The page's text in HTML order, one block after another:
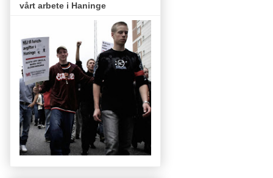
vårt arbete i Haninge